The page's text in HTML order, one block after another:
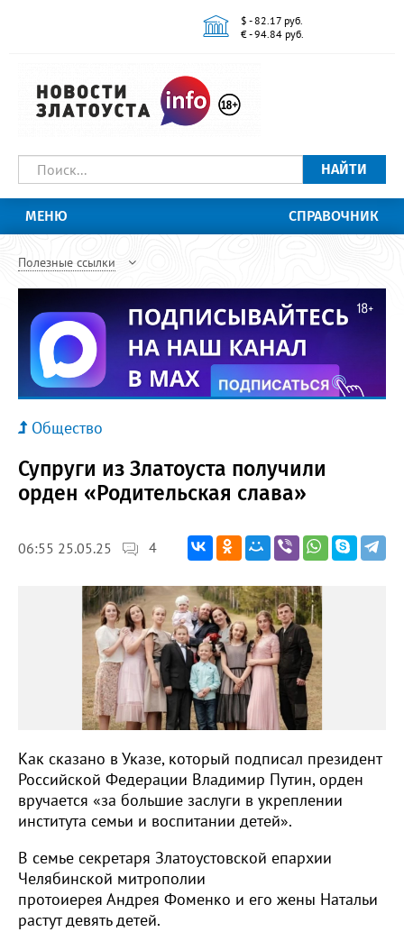
$ - 82.17 руб.
€ - 94.84 руб.
НАЙТИ
МЕНЮ СПРАВОЧНИК
Полезные ссылки
Общество
Супруги из Златоуста получили
орден «Родительская слава»
06:55 25.05.25 4
Как сказано в Указе, который подписал президент
Российской Федерации Владимир Путин, орден
вручается «за большие заслуги в укреплении
института семьи и воспитании детей».
В семье секретаря Златоустовской епархии
Челябинской митрополии
протоиерея Андрея Фоменко и его жены Натальи
растут девять детей.